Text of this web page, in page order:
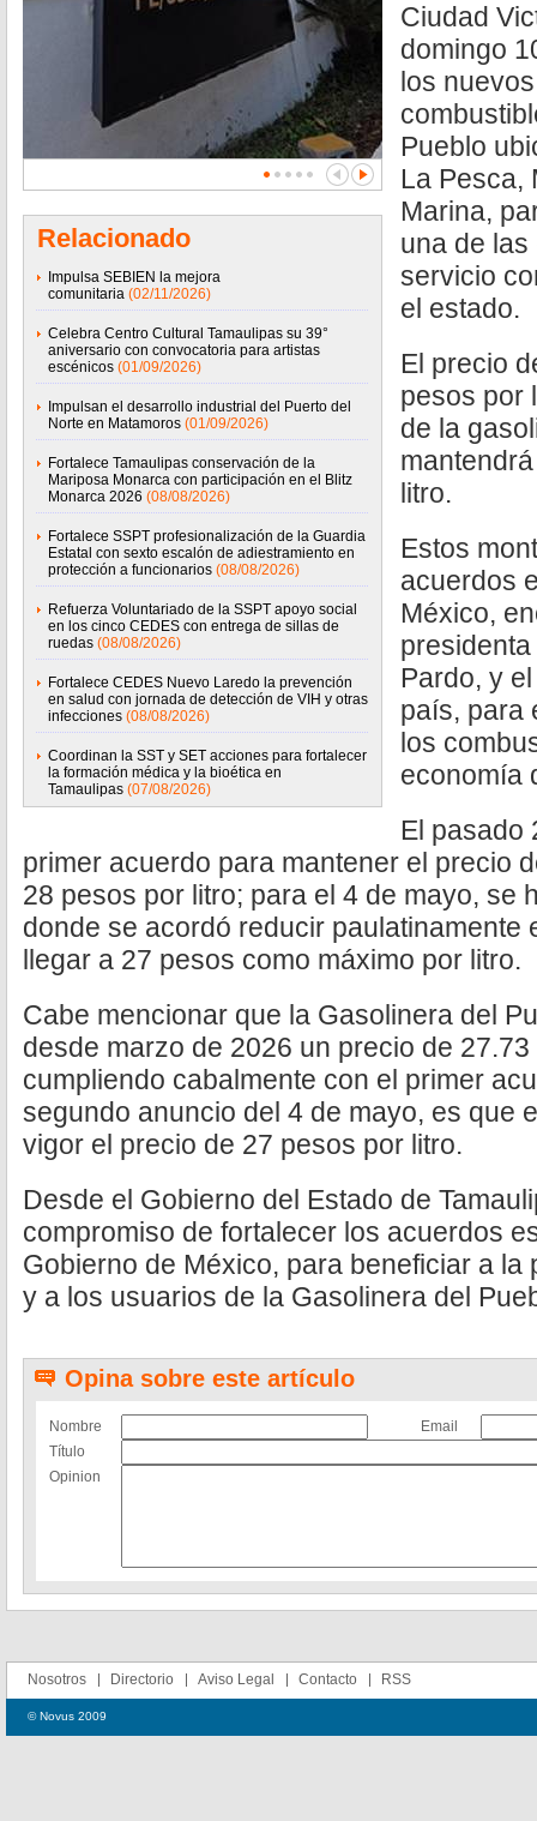
Relacionado
Impulsa SEBIEN la mejora
comunitaria (02/11/2026)
Celebra Centro Cultural Tamaulipas su 39°
aniversario con convocatoria para artistas
escénicos (01/09/2026)
Impulsan el desarrollo industrial del Puerto del
Norte en Matamoros (01/09/2026)
Fortalece Tamaulipas conservación de la
Mariposa Monarca con participación en el Blitz
Monarca 2026 (08/08/2026)
Fortalece SSPT profesionalización de la Guardia
Estatal con sexto escalón de adiestramiento en
protección a funcionarios (08/08/2026)
Refuerza Voluntariado de la SSPT apoyo social
en los cinco CEDES con entrega de sillas de
ruedas (08/08/2026)
Fortalece CEDES Nuevo Laredo la prevención
en salud con jornada de detección de VIH y otras
infecciones (08/08/2026)
Coordinan la SST y SET acciones para fortalecer
la formación médica y la bioética en
Tamaulipas (07/08/2026)
Ciudad
domingo
los
Pueblo
La Pesca,
Marina,
una de
servicio
el estado.
El precio
pesos por
de la
litro.
Estos
acuerdos
México,
Pardo, y
país, para
los
economía
El pasado
primer acuerdo para mantener el precio
28 pesos por litro; para el 4 de mayo, se
donde se acordó reducir paulatinamente
llegar a 27 pesos como máximo por litro.
Cabe mencionar que la Gasolinera del
desde marzo de 2026 un precio de
cumpliendo cabalmente con el primer
segundo anuncio del 4 de mayo, es que
vigor el precio de 27 pesos por litro.
Desde el Gobierno del Estado de
compromiso de fortalecer los acuerdos
Gobierno de México, para beneficiar a la
y a los usuarios de la Gasolinera del
Opina sobre este artículo
Nombre
Email
Título
Opinion
Nosotros Directorio Aviso Legal Contacto RSS
© Novus 2009